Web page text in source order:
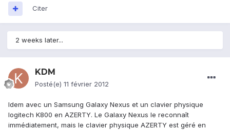
Citer
2 weeks later...
KDM
Posté(e) 11 février 2012
Idem avec un Samsung Galaxy Nexus et un clavier physique
logitech K800 en AZERTY. Le Galaxy Nexus le reconnaît
immédiatement, mais le clavier physique AZERTY est géré en